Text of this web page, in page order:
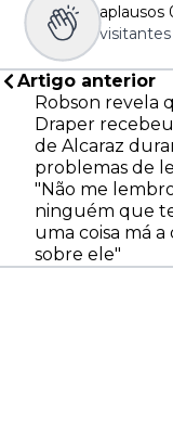
aplausos
visitantes
Artigo anterior
Robson revela
Draper
de Alcaraz
problemas de
"Não me
ninguém que
uma coisa má a
sobre ele"